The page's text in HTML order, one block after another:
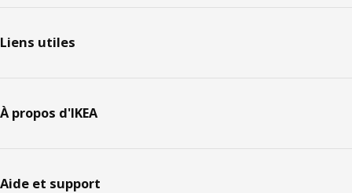
Liens utiles
À propos d'IKEA
Aide et support